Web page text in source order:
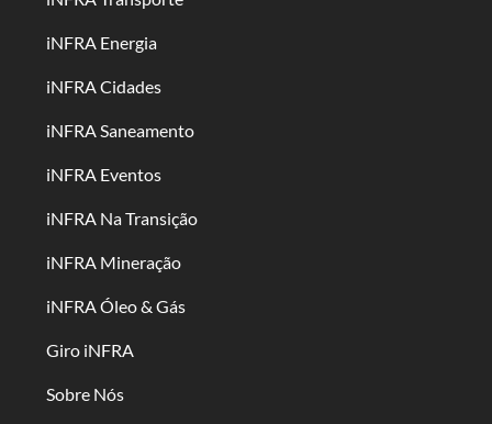
iNFRA Energia
iNFRA Cidades
iNFRA Saneamento
iNFRA Eventos
iNFRA Na Transição
iNFRA Mineração
iNFRA Óleo & Gás
Giro iNFRA
Sobre Nós